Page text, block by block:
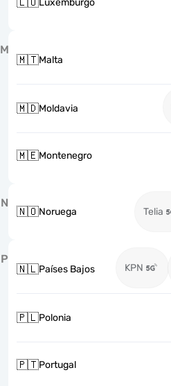
Luxemburgo
M
🇲🇹Malta
🇲🇩Moldavia
🇲🇪Montenegro
N
🇳🇴Noruega Telia
P
🇳🇱Países Bajos KPN
🇵🇱Polonia
🇵🇹Portugal